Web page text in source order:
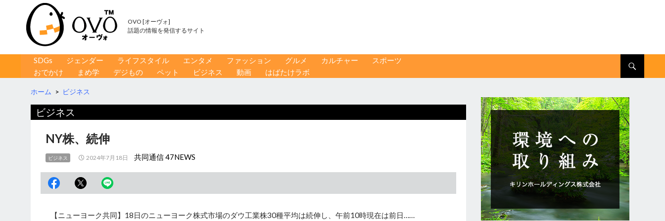
OVO [オーヴォ]
話題の情報を発信するサイト
コンテンツへ移動
SDGs ジェンダー ライフスタイル エンタメ ファッション グルメ カルチャー
スポーツ
おでかけ
まめ学 デジもの ペット ビジネス 動画 はばたけラボ
ホーム > ビジネス
ビジネス
NY株、続伸
ビジネス 2024年7月18日 共同通信 47NEWS
【ニューヨーク共同】18日のニューヨーク株式市場のダウ工業株30種平均は続伸し、午前10時現在は前日……